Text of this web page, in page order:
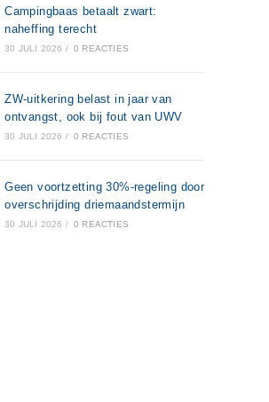
Campingbaas betaalt zwart:
naheffing terecht
30 JULI 2026 / 0 REACTIES
ZW-uitkering belast in jaar van
ontvangst, ook bij fout van UWV
30 JULI 2026 / 0 REACTIES
Geen voortzetting 30%-regeling door
overschrijding driemaandstermijn
30 JULI 2026 / 0 REACTIES